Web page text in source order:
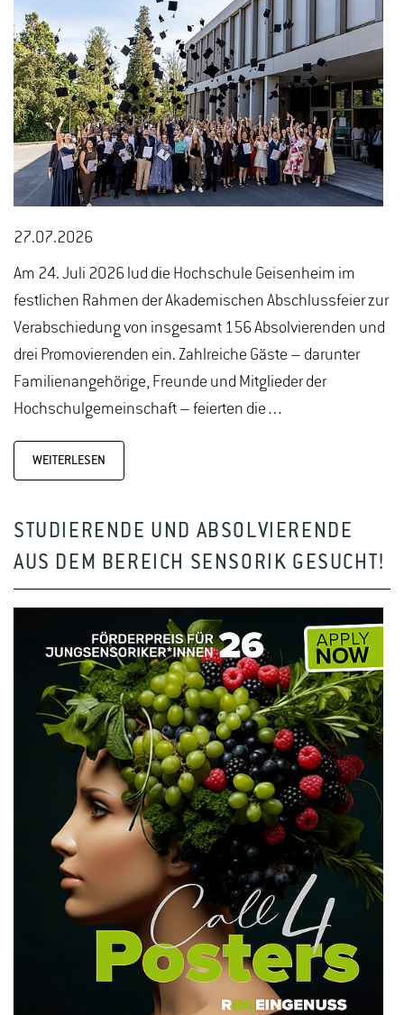
27.07.2026
Am 24. Juli 2026 lud die Hochschule Geisenheim im
festlichen Rahmen der Akademischen Abschlussfeier zur
Verabschiedung von insgesamt 156 Absolvierenden und
drei Promovierenden ein. Zahlreiche Gäste – darunter
Familienangehörige, Freunde und Mitglieder der
Hochschulgemeinschaft – feierten die…
WEITERLESEN
STUDIERENDE UND ABSOLVIERENDE
AUS DEM BEREICH SENSORIK GESUCHT!